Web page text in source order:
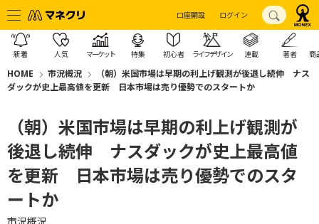
口座開設 ログイン
新着 人気 マーケット 特集 初心者 ライフデザイン 連載 著者 商
HOME 市況概況
（朝）米国市場は早期の利上げ観測が後退し続伸 ナス
ダックが史上最高値を更新 日本市場は売り優勢でのスタートか
（朝）米国市場は早期の利上げ観測が
後退し続伸 ナスダックが史上最高値
を更新 日本市場は売り優勢でのスタ
ートか